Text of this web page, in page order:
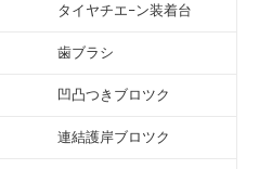
タイヤチエ−ン装着台
歯ブラシ
凹凸つきブロツク
連結護岸ブロツク